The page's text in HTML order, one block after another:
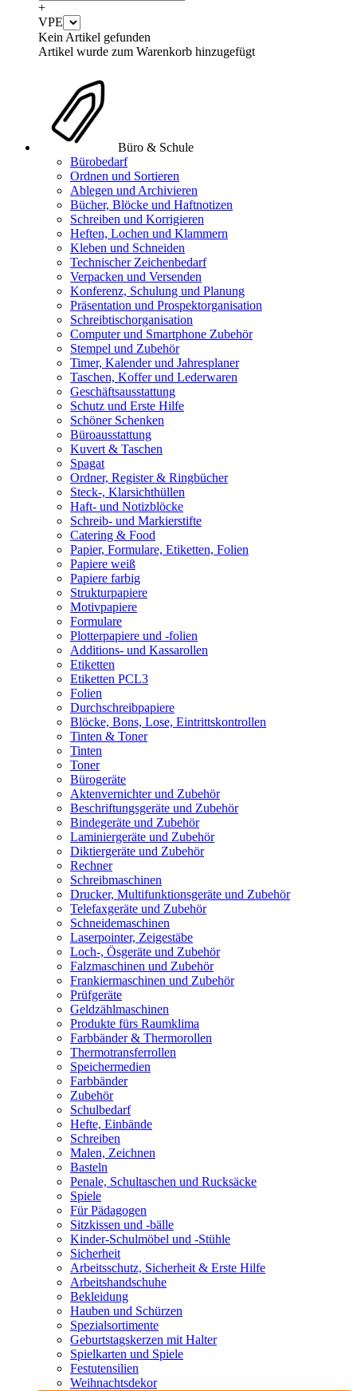
+
VPE
Kein Artikel gefunden
Artikel wurde zum Warenkorb hinzugefügt
Büro & Schule
Bürobedarf
Ordnen und Sortieren
Ablegen und Archivieren
Bücher, Blöcke und Haftnotizen
Schreiben und Korrigieren
Heften, Lochen und Klammern
Kleben und Schneiden
Technischer Zeichenbedarf
Verpacken und Versenden
Konferenz, Schulung und Planung
Präsentation und Prospektorganisation
Schreibtischorganisation
Computer und Smartphone Zubehör
Stempel und Zubehör
Timer, Kalender und Jahresplaner
Taschen, Koffer und Lederwaren
Geschäftsausstattung
Schutz und Erste Hilfe
Schöner Schenken
Büroausstattung
Kuvert & Taschen
Spagat
Ordner, Register & Ringbücher
Steck-, Klarsichthüllen
Haft- und Notizblöcke
Schreib- und Markierstifte
Catering & Food
Papier, Formulare, Etiketten, Folien
Papiere weiß
Papiere farbig
Strukturpapiere
Motivpapiere
Formulare
Plotterpapiere und -folien
Additions- und Kassarollen
Etiketten
Etiketten PCL3
Folien
Durchschreibpapiere
Blöcke, Bons, Lose, Eintrittskontrollen
Tinten & Toner
Tinten
Toner
Bürogeräte
Aktenvernichter und Zubehör
Beschriftungsgeräte und Zubehör
Bindegeräte und Zubehör
Laminiergeräte und Zubehör
Diktiergeräte und Zubehör
Rechner
Schreibmaschinen
Drucker, Multifunktionsgeräte und Zubehör
Telefaxgeräte und Zubehör
Schneidemaschinen
Laserpointer, Zeigestäbe
Loch-, Ösgeräte und Zubehör
Falzmaschinen und Zubehör
Frankiermaschinen und Zubehör
Prüfgeräte
Geldzählmaschinen
Produkte fürs Raumklima
Farbbänder & Thermorollen
Thermotransferrollen
Speichermedien
Farbbänder
Zubehör
Schulbedarf
Hefte, Einbände
Schreiben
Malen, Zeichnen
Basteln
Penale, Schultaschen und Rucksäcke
Spiele
Für Pädagogen
Sitzkissen und -bälle
Kinder-Schulmöbel und -Stühle
Sicherheit
Arbeitsschutz, Sicherheit & Erste Hilfe
Arbeitshandschuhe
Bekleidung
Hauben und Schürzen
Spezialsortimente
Geburtstagskerzen mit Halter
Spielkarten und Spiele
Festutensilien
Weihnachtsdekor